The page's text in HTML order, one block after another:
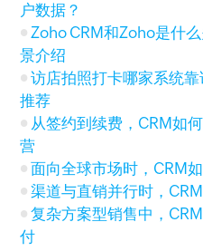
户数据？
Zoho CRM和Zoho是什
景介绍
访店拍照打卡哪家系统
推荐
从签约到续费，CRM如
营
面向全球市场时，CRM
渠道与直销并行时，
复杂方案型销售中，
付